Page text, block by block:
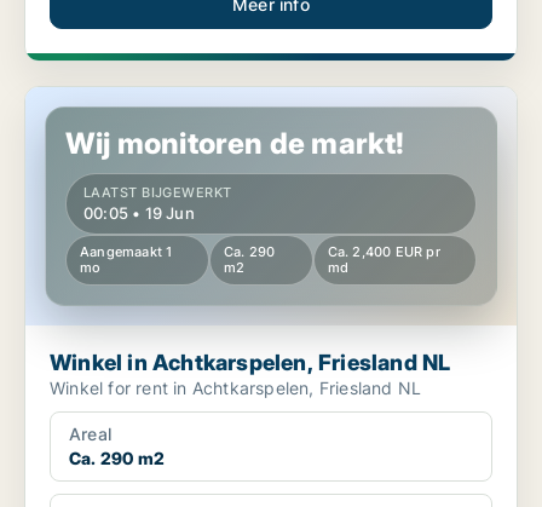
Meer info
Winkel in Achtkarspelen, Friesland NL
Wij monitoren de markt!
LAATST BIJGEWERKT
00:05 • 19 Jun
Aangemaakt 1
mo
Ca. 290
m2
Ca. 2,400 EUR pr
md
Winkel in Achtkarspelen, Friesland NL
Winkel for rent in Achtkarspelen, Friesland NL
Areal
Ca. 290 m2